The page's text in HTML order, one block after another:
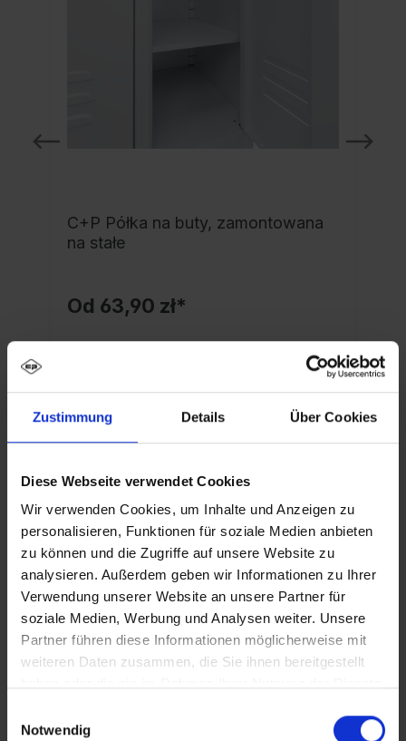
Zustimmung Details Über Cookies
Diese Webseite verwendet Cookies
Wir verwenden Cookies, um Inhalte und Anzeigen zu
personalisieren, Funktionen für soziale Medien anbieten
zu können und die Zugriffe auf unsere Website zu
analysieren. Außerdem geben wir Informationen zu Ihrer
Verwendung unserer Website an unsere Partner für
soziale Medien, Werbung und Analysen weiter. Unsere
Partner führen diese Informationen möglicherweise mit
weiteren Daten zusammen, die Sie ihnen bereitgestellt
Notwendig
C+P Półka na buty, zamontowana
na stałe
Od 63,90 zł*
Opis
Szafka ubraniowa PSA z przegrodą
czyste/brudne Evolo PLUS, 2 przedziały dla 1
osoby, do oddzielnego przechowywania
odzieży o…Więcej